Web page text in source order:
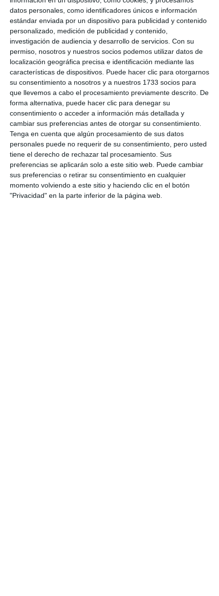
datos personales, como identificadores únicos e información
estándar enviada por un dispositivo para publicidad y contenido
personalizado, medición de publicidad y contenido,
investigación de audiencia y desarrollo de servicios. Con su
permiso, nosotros y nuestros socios podemos utilizar datos de
localización geográfica precisa e identificación mediante las
características de dispositivos. Puede hacer clic para otorgarnos
su consentimiento a nosotros y a nuestros 1733 socios para
que llevemos a cabo el procesamiento previamente descrito. De
forma alternativa, puede hacer clic para denegar su
consentimiento o acceder a información más detallada y
cambiar sus preferencias antes de otorgar su consentimiento.
Tenga en cuenta que algún procesamiento de sus datos
personales puede no requerir de su consentimiento, pero usted
tiene el derecho de rechazar tal procesamiento. Sus
preferencias se aplicarán solo a este sitio web. Puede cambiar
sus preferencias o retirar su consentimiento en cualquier
momento volviendo a este sitio y haciendo clic en el botón
"Privacidad" en la parte inferior de la página web.
La entrega de trofeos será el martes 23 a las 22
horas en el campo de fútbol Francisco Santana
'Paquirri'.